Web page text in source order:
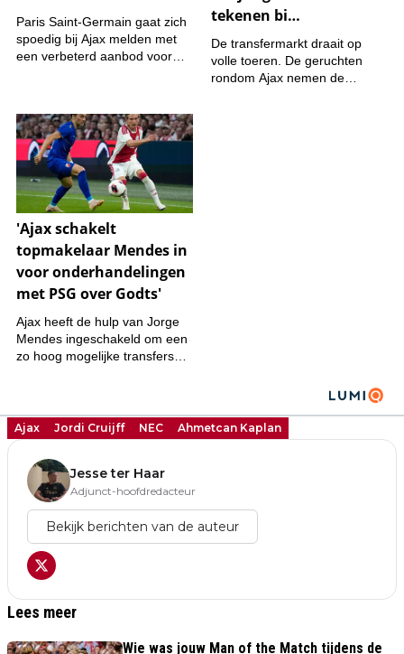
Ajax Jordi Cruijff NEC Ahmetcan Kaplan
Jesse ter Haar
Adjunct-hoofdredacteur
Bekijk berichten van de auteur
Lees meer
Wie was jouw Man of the Match tijdens de